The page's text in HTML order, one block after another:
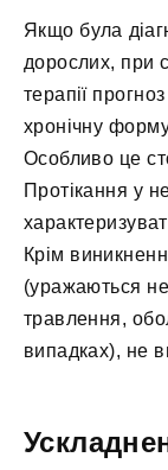
Якщо була
дорослих, при
терапії
хронічну
Особливо це
Протікання у
Крім
(уражаються
травлення,
випадках), не